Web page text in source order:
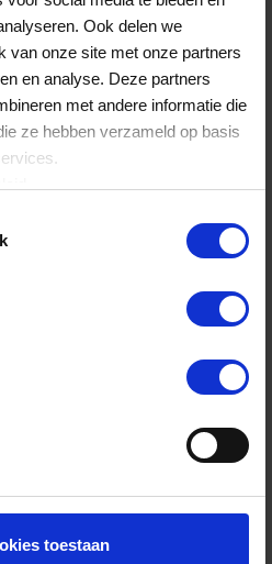
Ook delen we
van onze site met onze partners
en analyse. Deze partners
met andere informatie die
ze hebben verzameld op basis
toestaan
saldo geldig?
de VVV cadeaukaart
geldig.
delen besteden?
uitgeven.
delen besteden?
van je VVV
uitgeven.